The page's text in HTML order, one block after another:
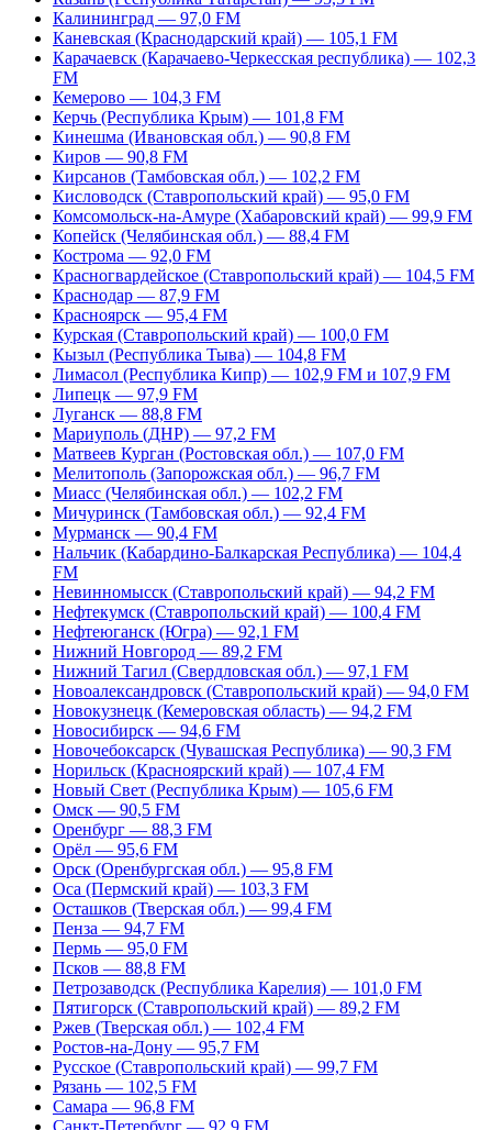
Калининград — 97,0 FM
Каневская (Краснодарский край) — 105,1 FM
Карачаевск (Карачаево-Черкесская республика) — 102,3
FM
Кемерово — 104,3 FM
Керчь (Республика Крым) — 101,8 FM
Кинешма (Ивановская обл.) — 90,8 FM
Киров — 90,8 FM
Кирсанов (Тамбовская обл.) — 102,2 FM
Кисловодск (Ставропольский край) — 95,0 FM
Комсомольск-на-Амуре (Хабаровский край) — 99,9 FM
Копейск (Челябинская обл.) — 88,4 FM
Кострома — 92,0 FM
Красногвардейское (Ставропольский край) — 104,5 FM
Краснодар — 87,9 FM
Красноярск — 95,4 FM
Курская (Ставропольский край) — 100,0 FM
Кызыл (Республика Тыва) — 104,8 FM
Лимасол (Республика Кипр) — 102,9 FM и 107,9 FM
Липецк — 97,9 FM
Луганск — 88,8 FM
Мариуполь (ДНР) — 97,2 FM
Матвеев Курган (Ростовская обл.) — 107,0 FM
Мелитополь (Запорожская обл.) — 96,7 FM
Миасс (Челябинская обл.) — 102,2 FM
Мичуринск (Тамбовская обл.) — 92,4 FM
Мурманск — 90,4 FM
Нальчик (Кабардино-Балкарская Республика) — 104,4
FM
Невинномысск (Ставропольский край) — 94,2 FM
Нефтекумск (Ставропольский край) — 100,4 FM
Нефтеюганск (Югра) — 92,1 FM
Нижний Новгород — 89,2 FM
Нижний Тагил (Свердловская обл.) — 97,1 FM
Новоалександровск (Ставропольский край) — 94,0 FM
Новокузнецк (Кемеровская область) — 94,2 FM
Новосибирск — 94,6 FM
Новочебоксарск (Чувашская Республика) — 90,3 FM
Норильск (Красноярский край) — 107,4 FM
Новый Свет (Республика Крым) — 105,6 FM
Омск — 90,5 FM
Оренбург — 88,3 FM
Орёл — 95,6 FM
Орск (Оренбургская обл.) — 95,8 FM
Оса (Пермский край) — 103,3 FM
Осташков (Тверская обл.) — 99,4 FM
Пенза — 94,7 FM
Пермь — 95,0 FM
Псков — 88,8 FM
Петрозаводск (Республика Карелия) — 101,0 FM
Пятигорск (Ставропольский край) — 89,2 FM
Ржев (Тверская обл.) — 102,4 FM
Ростов-на-Дону — 95,7 FM
Русское (Ставропольский край) — 99,7 FM
Рязань — 102,5 FM
Самара — 96,8 FM
Санкт-Петербург — 92,9 FM